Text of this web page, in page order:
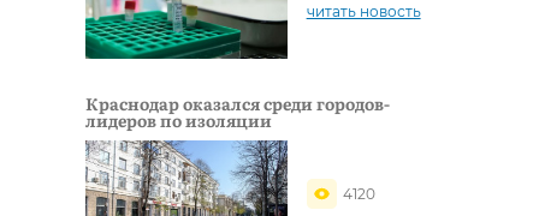
читать новость
Краснодар оказался среди городов-
лидеров по изоляции
4120